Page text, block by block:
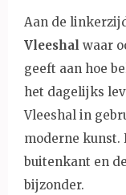
Aan de
Vleeshal waar
geeft aan hoe
het dagelijks
Vleeshal in
moderne kunst.
buitenkant en
bijzonder.